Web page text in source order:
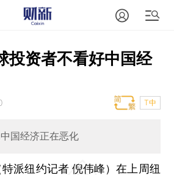
投资者不看好中国经
T中
国经济正在恶化
特派纽约记者 倪伟峰）在上周纽